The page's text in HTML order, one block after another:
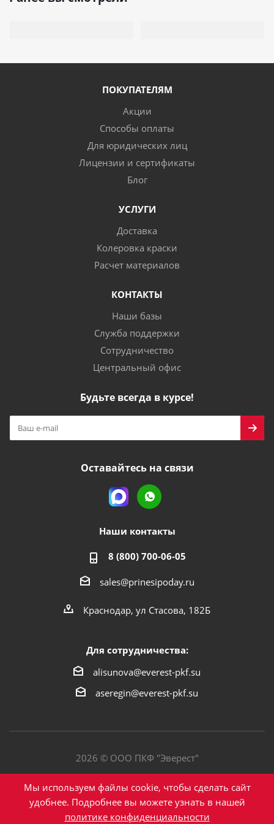
ПОКУПАТЕЛЯМ
Акции
Способы оплаты
Для юридических лиц
Лицензии и сертификаты
Блог
УСЛУГИ
Доставка
Колеровка краски
Расчет материалов
КОНТАКТЫ
Наши базы
Служба поддержки
Сотрудничество
Центральный офис
Будьте всегда в курсе!
Оставайтесь на связи
Наши контакты
8 (800) 700-06-05
sales@prinesipoday.ru
Краснодар, ул Стасова, 182Б
Для сотрудничества:
alisunova@everest-pkf.su
aseregin@everest-pkf.su
2026 © ООО ПКФ "Эверест"
Политика конфиденциальности
Мы используем файлы cookie, чтобы сделать сайт
удобнее. Подробнее вы можете узнать в нашей
политике конфиденциальности